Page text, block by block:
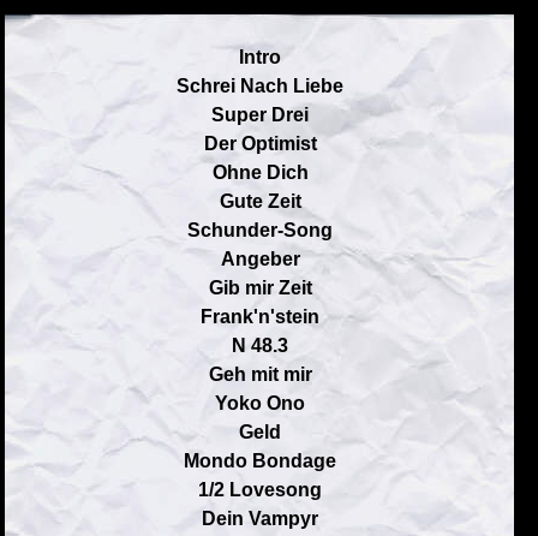
Intro
Schrei Nach Liebe
Super Drei
Der Optimist
Ohne Dich
Gute Zeit
Schunder-Song
Angeber
Gib mir Zeit
Frank'n'stein
N 48.3
Geh mit mir
Yoko Ono
Geld
Mondo Bondage
1/2 Lovesong
Dein Vampyr